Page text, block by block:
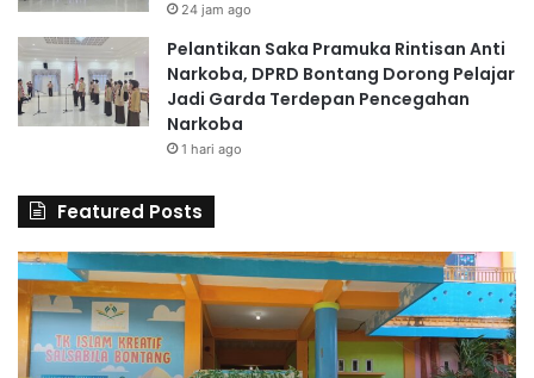
24 jam ago
Pelantikan Saka Pramuka Rintisan Anti
Narkoba, DPRD Bontang Dorong Pelajar
Jadi Garda Terdepan Pencegahan
Narkoba
1 hari ago
Featured Posts
6
0
G
u
r